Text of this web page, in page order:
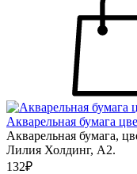
Акварельная бумага
Акварельная бумага,
Лилия Холдинг, А2.
132₽